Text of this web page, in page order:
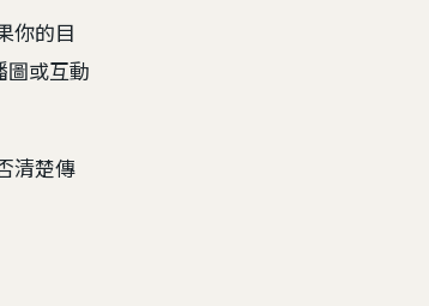
你的目
圖或互動
清楚傳